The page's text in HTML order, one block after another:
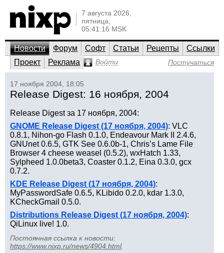
7 августа 2026,
пятница,
05:41:16 MSK
Новости Форум Софт Статьи Рецепты
Ссылки
Проект
Реклама Войти Постучаться
17 ноября 2004, 18:05
Release Digest: 16 ноября, 2004
Release Digest за 17 ноября, 2004:
GNOME Release Digest (17 ноября, 2004): VLC
0.8.1, Nihon-go Flash 0.1.0, Endeavour Mark II 2.4.6,
GNUnet 0.6.5, GTK See 0.6.0b-1, Chris’s Lame File
Browser 4 cheese weasel (0.5.2), wxHatch 1.33,
Sylpheed 1.0.0beta3, Coaster 0.1.2, Eina 0.3.0, gcx
0.7.2.
KDE Release Digest (17 ноября, 2004):
MyPasswordSafe 0.6.5, KLibido 0.2.0, kdar 1.3.0,
KCheckGmail 0.5.0.
Distributions Release Digest (17 ноября, 2004):
QiLinux live! 1.0.
Постоянная ссылка к новости:
https://www.nixp.ru/news/4904.html.